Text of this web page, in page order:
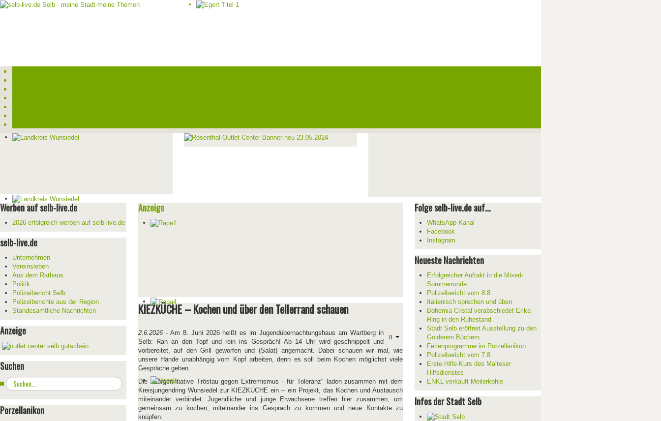
Werben auf selb-live.de
2026 erfolgreich werben auf selb-live.de
selb-live.de
Unternehmen
Vereinsleben
Aus dem Rathaus
Politik
Polizeibericht Selb
Polizeiberichte aus der Region
Standesamtliche Nachrichten
Anzeige
Suchen
Suchen
...
Porzellanikon
Anzeige
KIEZKÜCHE – Kochen und über den Tellerrand schauen
2.6.2026- Am 8. Juni 2026 heißt es im Jugendübernachtungshaus am Wartberg in
Selb: Ran an den Topf und rein ins Gespräch! Ab 14 Uhr wird geschnippelt und
vorbereitet, auf den Grill geworfen und (Salat) angemacht. Dabei schauen wir mal, wie
unsere Hände unabhängig vom Kopf arbeiten, denn es soll beim Kochen möglichst viele
Gespräche geben.
Die "Bürgerintiative Tröstau gegen Extremismus - für Toleranz" laden zusammen mit dem
Kreisjungendring Wunsiedel zur KIEZKÜCHE ein – ein Projekt, das Kochen und Austausch
miteinander verbindet. Jugendliche und junge Erwachsene treffen hier zusammen, um
gemeinsam zu kochen, miteinander ins Gespräch zu kommen und neue Kontakte zu
knüpfen.
Folge selb-live.de auf...
WhatsApp-Kanal
Facebook
Instagram
Neueste Nachrichten
Erfolgreicher Auftakt in die Mixed-
Sommerrunde
Polizeibericht vom 8.8.
Italienisch sprechen und üben
Bohemia Cristal verabschiedet Erika
Ring in den Ruhestand
Stadt Selb eröffnet Ausstellung zu den
Goldenen Büchern
Ferienprogramme im Porzellanikon
Polizeibericht vom 7.8.
Erste-Hilfe-Kurs des Malteser
Hilfsdienstes
ENKL verkauft Meilerkohle
Infos der Stadt Selb